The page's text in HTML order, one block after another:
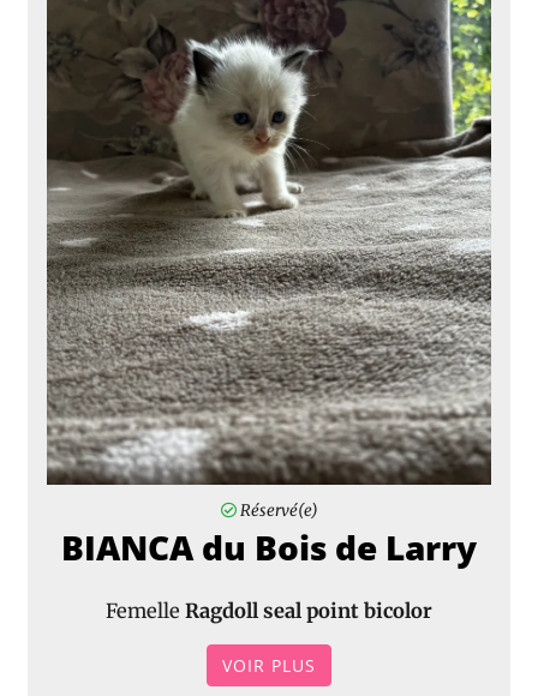
Réservé(e)
BIANCA du Bois de Larry
Femelle Ragdoll seal point bicolor
VOIR PLUS